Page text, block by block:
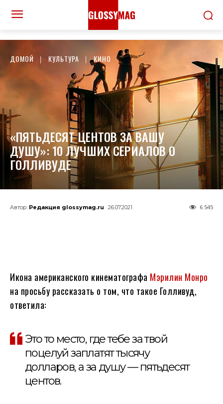
ДОМОЙ КУЛЬТУРА КИНО
«ПЯТЬДЕСЯТ ЦЕНТОВ ЗА ВАШУ
ДУШУ»: 10 ЛУЧШИХ СЕРИАЛОВ О
ГОЛЛИВУДЕ
Автор: Редакция glossymag.ru 26.07.2021 6 545
Икона американского кинематографа Мэрилин Монро
на просьбу рассказать о том, что такое Голливуд,
ответила:
Это то место, где тебе за твой
поцелуй заплатят тысячу
долларов, а за душу — пятьдесят
центов.